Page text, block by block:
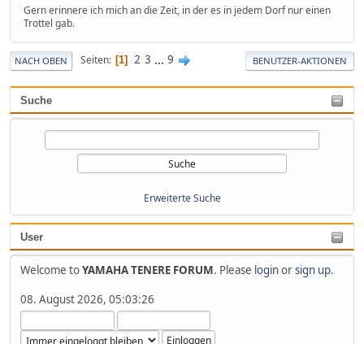
Suche
Erweiterte Suche
User
Welcome toYAMAHA TENERE FORUM. Please loginorsign up.
08. August 2026, 05:03:26
Gern erinnere ich mich an die Zeit, in der es in jedem Dorf nur einen
Trottel gab.
NACH OBEN Seiten 1 2 3 ... 9 BENUTZER-AKTIONEN